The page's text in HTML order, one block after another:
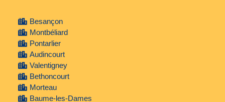
Besançon
Montbéliard
Pontarlier
Audincourt
Valentigney
Bethoncourt
Morteau
Baume-les-Dames